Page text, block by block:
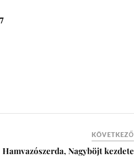
KÖVETKEZŐ
Hamvazószerda, Nagyböjt kezdete